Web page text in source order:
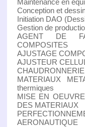
Conception et
Initiation DAO
Gestion de
AGENT DE
COMPOSITES
AJUSTAGE
AJUSTEUR
MATERIAUX
thermiques
MISE EN
DES MATERIAUX
AERONAUTIQUE